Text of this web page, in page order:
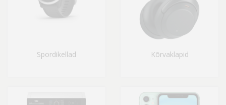
Spordikellad Kõrvaklapid